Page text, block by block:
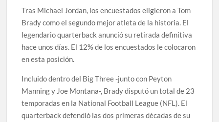
Tras Michael Jordan, los encuestados eligieron a Tom
Brady como el segundo mejor atleta de la historia. El
legendario quarterback anunció su retirada definitiva
hace unos días. El 12% de los encuestados le colocaron
en esta posición.
Incluido dentro del Big Three -junto con Peyton
Manning y Joe Montana-, Brady disputó un total de 23
temporadas en la National Football League (NFL). El
quarterback defendió las dos primeras décadas de su